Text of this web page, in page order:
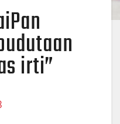
irti”